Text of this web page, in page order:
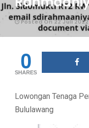
Posted On 22 Juli 2022
0
SHARES
Lowongan Tenaga
Bululawang